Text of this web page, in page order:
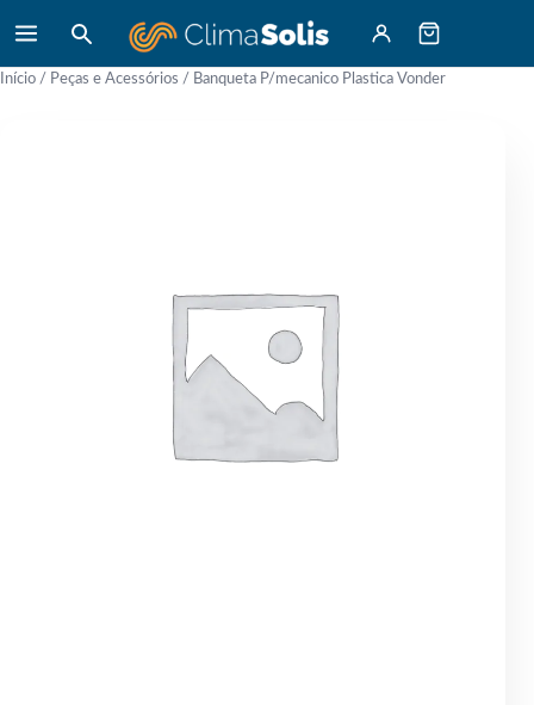
Início / Peças e Acessórios / Banqueta P/mecanico Plastica Vonder